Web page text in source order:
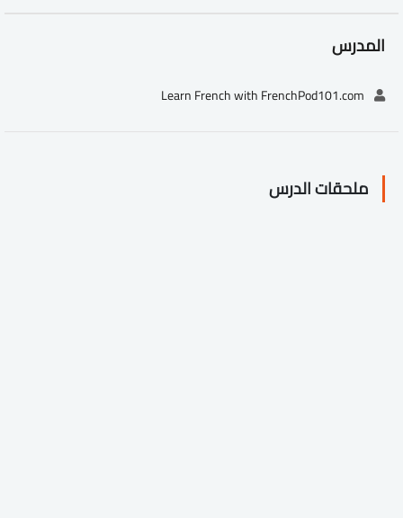
المدرس
ملحقات الدرس